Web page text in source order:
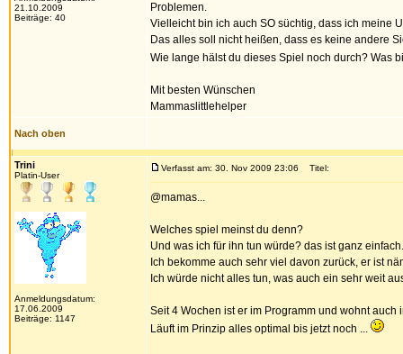
21.10.2009
Beiträge: 40
Problemen.
Vielleicht bin ich auch SO süchtig, dass ich meine
Das alles soll nicht heißen, dass es keine andere
Wie lange hälst du dieses Spiel noch durch? Was
Mit besten Wünschen
Mammaslittlehelper
Nach oben
Trini
Platin-User
Anmeldungsdatum:
17.06.2009
Beiträge: 1147
Verfasst am: 30. Nov 2009 23:06 Titel:
@mamas...
Welches spiel meinst du denn?
Und was ich für ihn tun würde? das ist ganz
Ich bekomme auch sehr viel davon zurück, er ist
Ich würde nicht alles tun, was auch ein sehr weit
Seit 4 Wochen ist er im Programm und wohnt
Läuft im Prinzip alles optimal bis jetzt noch ...